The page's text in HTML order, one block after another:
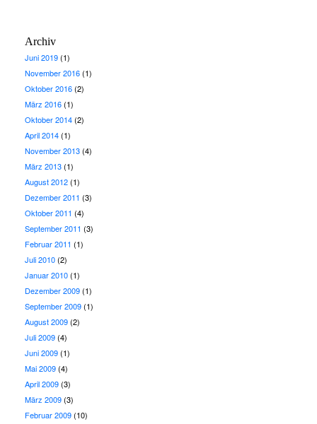
Archiv
Juni 2019(1)
November 2016(1)
Oktober 2016(2)
März 2016(1)
Oktober 2014(2)
April 2014(1)
November 2013(4)
März 2013(1)
August 2012(1)
Dezember 2011 (3)
Oktober 2011 (4)
September 2011 (3)
Februar 2011 (1)
Juli 2010(2)
Januar 2010(1)
Dezember 2009(1)
September 2009(1)
August 2009(2)
Juli 2009(4)
Juni 2009(1)
Mai 2009(4)
April 2009(3)
März 2009(3)
Februar 2009(10)